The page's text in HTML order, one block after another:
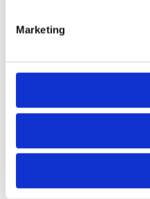
Marketing